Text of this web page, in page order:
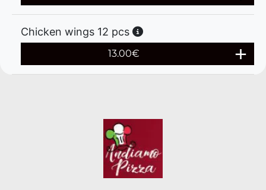
Chicken wings 12 pcs
13.00€